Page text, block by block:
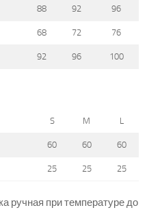
88 92 96
68 72 76
92 96 100
S M L
60 60 60
25 25 25
ручная при температуре до